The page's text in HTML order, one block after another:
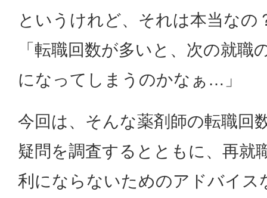
というけれど、それは本当なの
「転職回数が多いと、次の就職
になってしまうのかなぁ…」
今回は、そんな薬剤師の転職回
疑問を調査するとともに、再就
利にならないためのアドバイス